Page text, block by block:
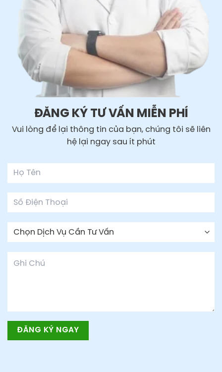
ĐĂNG KÝ TƯ VẤN MIỄN PHÍ
Vui lòng để lại thông tin của bạn, chúng tôi sẽ liên
hệ lại ngay sau ít phút